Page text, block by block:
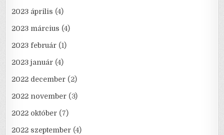
2023 április (4)
2023 március (4)
2023 február (1)
2023 január (4)
2022 december (2)
2022 november (3)
2022 október (7)
2022 szeptember (4)